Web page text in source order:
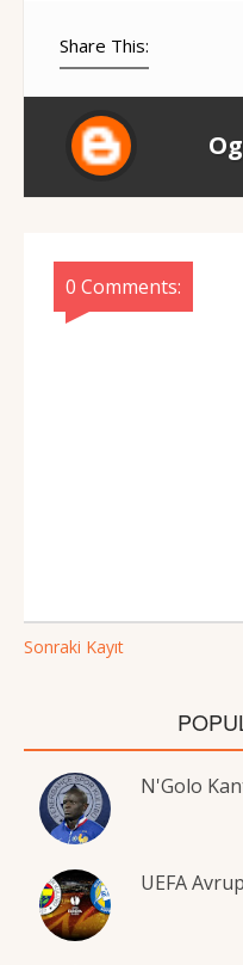
Share This:
0 Comments:
Sonraki Kayıt
N'Golo
UEFA